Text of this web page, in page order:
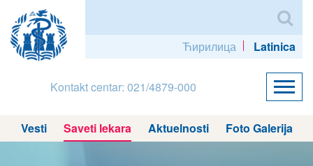
Ћирилица Latinica
Kontakt centar: 021/4879-000
Vesti Saveti lekara Aktuelnosti Foto Galerija